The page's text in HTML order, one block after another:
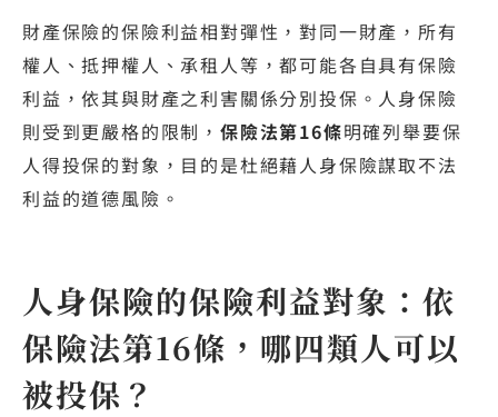
財產保險的保險利益相對彈性，對同一財產，所有
權人、抵押權人、承租人等，都可能各自具有保險
利益，依其與財產之利害關係分別投保。人身保險
則受到更嚴格的限制，保險法第16條明確列舉要保
人得投保的對象，目的是杜絕藉人身保險謀取不法
利益的道德風險。
人身保險的保險利益對象：依
保險法第16條，哪四類人可以
被投保？